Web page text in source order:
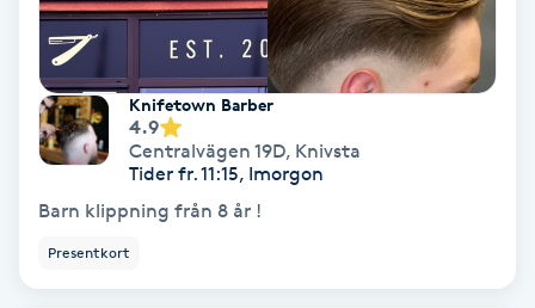
Hollywood Peel
Hot Stone Massage
Hot yoga
Hudföryngring
Knifetown Barber
4.9
Centralvägen 19D, Knivsta
Tider fr. 11:15, Imorgon
Barn klippning från 8 år !
Presentkort